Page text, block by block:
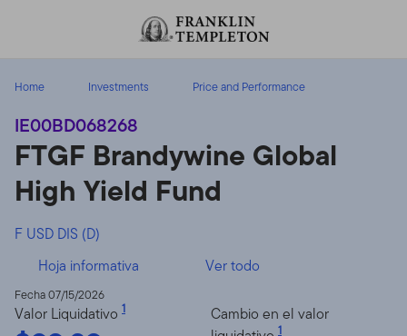
Home Investments Price and Performance
IE00BD068268
FTGF Brandywine Global
High Yield Fund
F USD DIS (D)
Hoja informativa
Ver todo
Fecha 07/15/2026
Valor Liquidativo 1
Cambio en el valor
1